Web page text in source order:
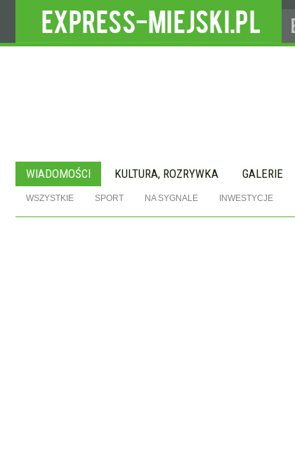
WIADOMOŚCI KULTURA, ROZRYWKA GALERIE
WSZYSTKIE SPORT NA SYGNALE INWESTYCJE